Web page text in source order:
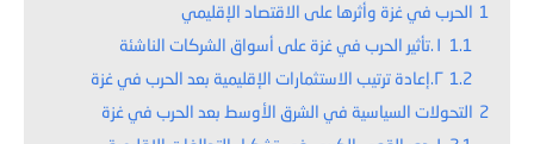
1 الحرب في غزة وأثرها على الاقتصاد الإقليمي
1.1 ١.تأثير الحرب في غزة على أسواق الشركات الناشئة
1.2 ٢.إعادة ترتيب الاستثمارات الإقليمية بعد الحرب في غزة
2 التحولات السياسية في الشرق الأوسط بعد الحرب في غزة